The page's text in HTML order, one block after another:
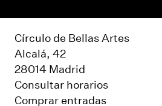
Círculo de Bellas Artes
Alcalá, 42
28014 Madrid
Consultar horarios
Comprar entradas